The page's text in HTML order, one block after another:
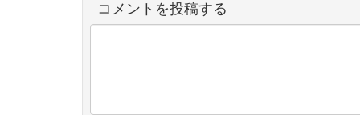
コメントを投稿する